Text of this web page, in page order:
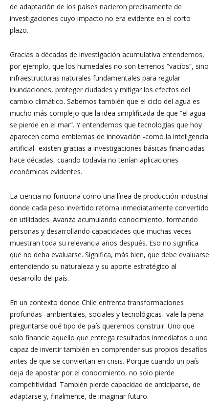
de adaptación de los países nacieron precisamente de
investigaciones cuyo impacto no era evidente en el corto
plazo.
Gracias a décadas de investigación acumulativa entendemos,
por ejemplo, que los humedales no son terrenos “vacíos”, sino
infraestructuras naturales fundamentales para regular
inundaciones, proteger ciudades y mitigar los efectos del
cambio climático. Sabemos también que el ciclo del agua es
mucho más complejo que la idea simplificada de que “el agua
se pierde en el mar”. Y entendemos que tecnologías que hoy
aparecen como emblemas de innovación -como la inteligencia
artificial- existen gracias a investigaciones básicas financiadas
hace décadas, cuando todavía no tenían aplicaciones
económicas evidentes.
La ciencia no funciona como una línea de producción industrial
donde cada peso invertido retorna inmediatamente convertido
en utilidades. Avanza acumulando conocimiento, formando
personas y desarrollando capacidades que muchas veces
muestran toda su relevancia años después. Eso no significa
que no deba evaluarse. Significa, más bien, que debe evaluarse
entendiendo su naturaleza y su aporte estratégico al
desarrollo del país.
En un contexto donde Chile enfrenta transformaciones
profundas -ambientales, sociales y tecnológicas- vale la pena
preguntarse qué tipo de país queremos construir. Uno que
solo financie aquello que entrega resultados inmediatos o uno
capaz de invertir también en comprender sus propios desafíos
antes de que se conviertan en crisis. Porque cuando un país
deja de apostar por el conocimiento, no solo pierde
competitividad. También pierde capacidad de anticiparse, de
adaptarse y, finalmente, de imaginar futuro.